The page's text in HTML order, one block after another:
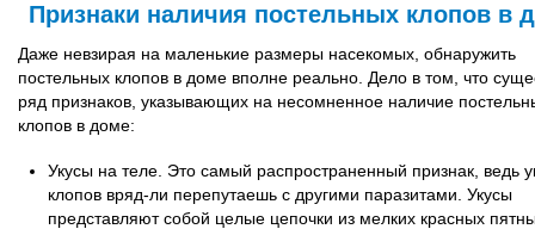
Признаки наличия постельных клопов в
Даже невзирая на маленькие размеры насекомых, обнаружить
постельных клопов в доме вполне реально. Дело в том, что
ряд признаков, указывающих на несомненное наличие
клопов в доме:
Укусы на теле. Это самый распространенный признак, ведь
клопов вряд-ли перепутаешь с другими паразитами. Укусы
представляют собой целые цепочки из мелких красных